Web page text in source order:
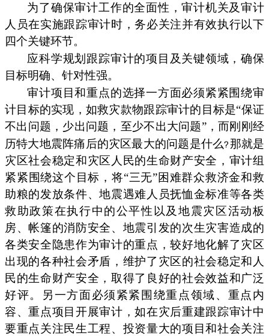
为了确保审计工作的全面性，审计机关及审计
人员在实施跟踪审计时，务必关注并有效执行以下
四个关键环节。
应科学规划跟踪审计的项目及关键领域，确保
目标明确、针对性强。
审计项目和重点的选择一方面必须紧紧围绕审
计目标的实现，如救灾款物跟踪审计的目标是“保证
不出问题，少出问题，至少不出大问题”，而刚刚经
历特大地震阵痛后的灾区最大的问题是什么 那就是
灾区社会稳定和灾区人民的生命财产安全，审计组
紧紧围绕这个目标，将“三无”困难群众救济金和救
助粮的发放条件、地震遇难人员抚恤金标准等各类
救助政策在执行中的公平性以及地震灾区活动板
房、帐篷的消防安全、地震引发的次生灾害造成的
各类安全隐患作为审计的重点，较好地化解了灾区
出现的各种社会矛盾，维护了灾区的社会稳定和人
民的生命财产安全，取得了良好的社会效益和广泛
好评。另一方面必须紧紧围绕重点领域、重点内
容、重点项目开展审计，如在灾后重建跟踪审计中
要重点关注民生工程、投资量大的项目和社会关注